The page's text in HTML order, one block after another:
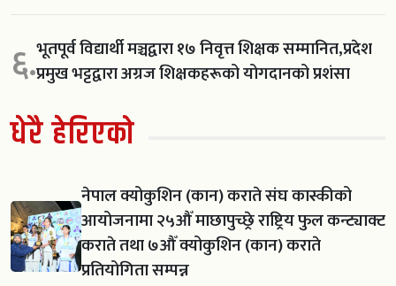
६.भूतपूर्व विद्यार्थी मञ्चद्वारा १७ निवृत्त शिक्षक सम्मानित,प्रदेश
प्रमुख भट्टद्वारा अग्रज शिक्षकहरूको योगदानको प्रशंसा
धेरै हेरिएको
नेपाल क्योकुशिन (कान) कराते संघ कास्कीको
आयोजनामा २५औँ माछापुच्छ्रे राष्ट्रिय फुल कन्ट्याक्ट
कराते तथा ७औँ क्योकुशिन (कान) कराते
प्रतियोगिता सम्पन्न